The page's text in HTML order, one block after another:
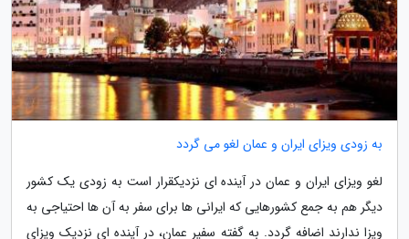
به زودی ویزای ایران و عمان لغو می گردد
لغو ویزای ایران و عمان در آینده ای نزدیکقرار است به زودی یک کشور
دیگر هم به جمع کشورهایی که ایرانی ها برای سفر به آن ها احتیاجی به
ویزا ندارند اضافه گردد. به گفته سفیر عمان، در آینده ای نزدیک ویزای